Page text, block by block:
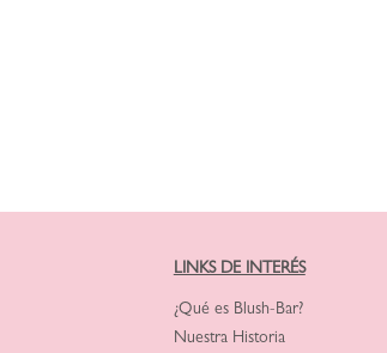
LINKS DE INTERÉS
¿Qué es Blush-Bar?
Nuestra Historia